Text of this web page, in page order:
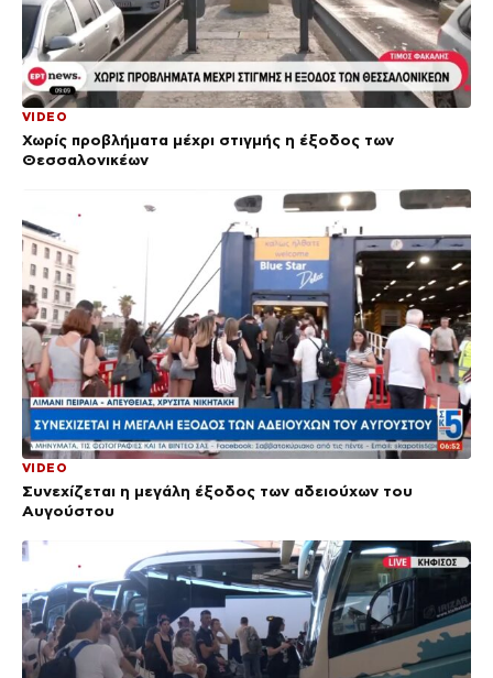
VIDEO
Χωρίς προβλήματα μέχρι στιγμής η έξοδος των
Θεσσαλονικέων
VIDEO
Συνεχίζεται η μεγάλη έξοδος των αδειούχων του
Αυγούστου